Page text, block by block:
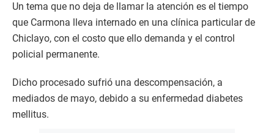
Un tema que no deja de llamar la atención es el tiempo
que Carmona lleva internado en una clínica particular de
Chiclayo, con el costo que ello demanda y el control
policial permanente.
Dicho procesado sufrió una descompensación, a
mediados de mayo, debido a su enfermedad diabetes
mellitus.